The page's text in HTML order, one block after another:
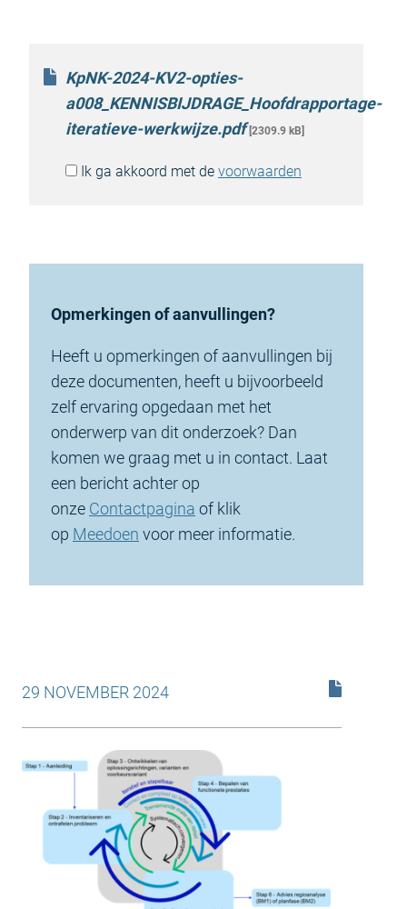
KpNK-2024-KV2-opties-
a008_KENNISBIJDRAGE_Hoofdrapportage-
iteratieve-werkwijze.pdf[2309.9 kB]
Ik ga akkoord met de voorwaarden
Opmerkingen of aanvullingen?
Heeft u opmerkingen of aanvullingen bij
deze documenten, heeft u bijvoorbeeld
zelf ervaring opgedaan met het
onderwerp van dit onderzoek? Dan
komen we graag met u in contact. Laat
een bericht achter op
onze Contactpagina of klik
op Meedoen voor meer informatie.
29 NOVEMBER 2024